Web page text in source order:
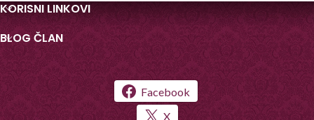
KORISNI LINKOVI
BLOG ČLAN
Facebook
X